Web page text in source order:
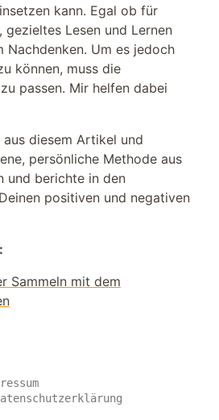
kann. Egal ob für
, gezieltes Lesen und Lernen
Nachdenken. Um es jedoch
können, muss die
passen. Mir helfen dabei
diesem Artikel und
persönliche Methode aus
und berichte in den
positiven und negativen
Sammeln mit dem